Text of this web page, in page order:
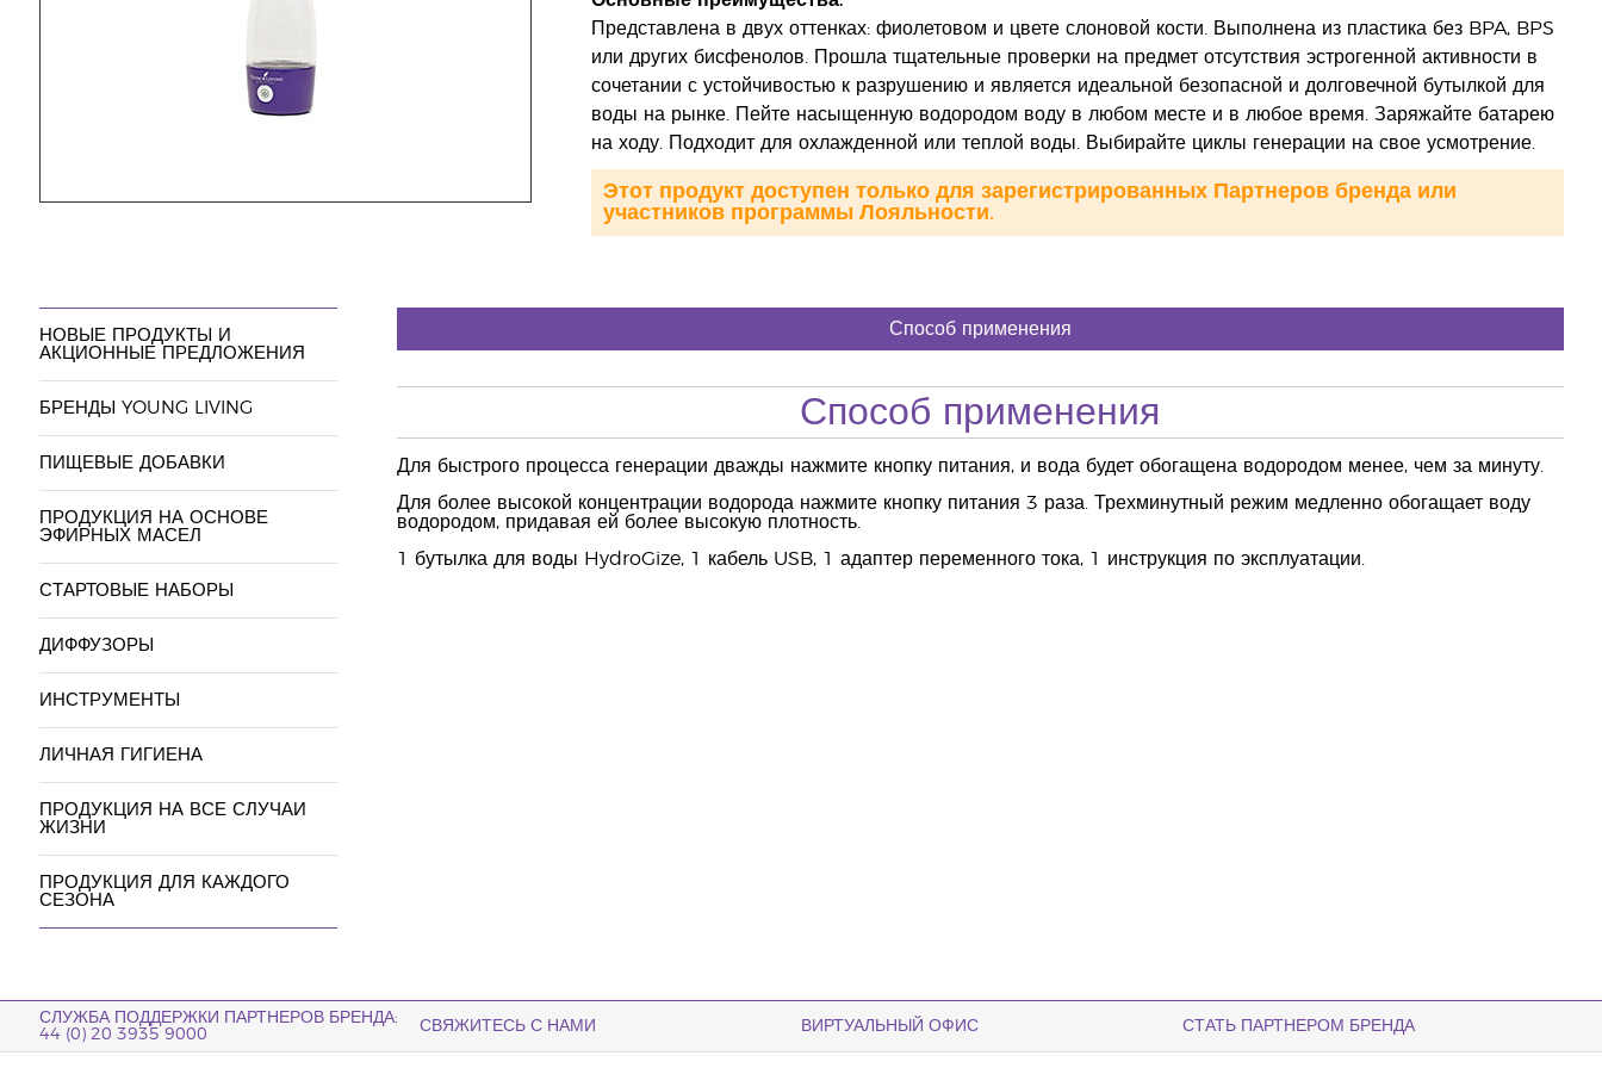
Представлена в двух оттенках: фиолетовом и цвете слоновой кости. Выполнена из пластика без BPA, BPS
или других бисфенолов. Прошла тщательные проверки на предмет отсутствия эстрогенной активности в
сочетании с устойчивостью к разрушению и является идеальной безопасной и долговечной бутылкой для
воды на рынке. Пейте насыщенную водородом воду в любом месте и в любое время. Заряжайте батарею
на ходу. Подходит для охлажденной или теплой воды. Выбирайте циклы генерации на свое усмотрение.
Этот продукт доступен только для зарегистрированных Партнеров бренда или
участников программы Лояльности.
НОВЫЕ ПРОДУКТЫ И
АКЦИОННЫЕ ПРЕДЛОЖЕНИЯ
БРЕНДЫ YOUNG LIVING
ПИЩЕВЫЕ ДОБАВКИ
ПРОДУКЦИЯ НА ОСНОВЕ
ЭФИРНЫХ МАСЕЛ
СТАРТОВЫЕ НАБОРЫ
ДИФФУЗОРЫ
ИНСТРУМЕНТЫ
ЛИЧНАЯ ГИГИЕНА
ПРОДУКЦИЯ НА ВСЕ СЛУЧАИ
ЖИЗНИ
ПРОДУКЦИЯ ДЛЯ КАЖДОГО
СЕЗОНА
Способ применения
Способ применения
Для быстрого процесса генерации дважды нажмите кнопку питания, и вода будет обогащена водородом менее, чем за минуту.
Для более высокой концентрации водорода нажмите кнопку питания 3 раза. Трехминутный режим медленно обогащает воду
водородом, придавая ей более высокую плотность.
1 бутылка для воды HydroGize, 1 кабель USB, 1 адаптер переменного тока, 1 инструкция по эксплуатации.
СЛУЖБА ПОДДЕРЖКИ ПАРТНЕРОВ БРЕНДА:
44 (0) 20 3935 9000
СВЯЖИТЕСЬ С НАМИ ВИРТУАЛЬНЫЙ ОФИС СТАТЬ ПАРТНЕРОМ БРЕНДА